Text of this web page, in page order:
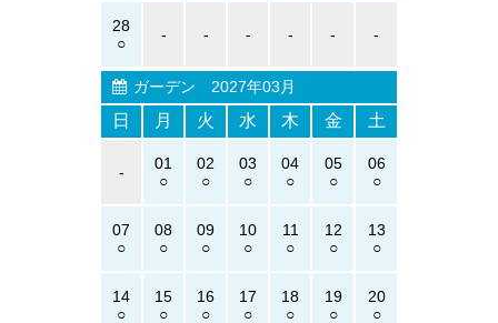
28 - - - - - -
ガーデン 2027年03月
日 月 火 水 木 金 土
- 01 02 03 04 05 06
07 08 09 10 11 12 13
14 15 16 17 18 19 20